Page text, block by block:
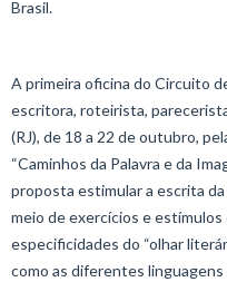
Brasil.
A primeira oficina do Circuito
escritora, roteirista,
(RJ), de 18 a 22 de outubro,
“Caminhos da Palavra e da
proposta estimular a escrita
meio de exercícios e
especificidades do “olhar
como as diferentes